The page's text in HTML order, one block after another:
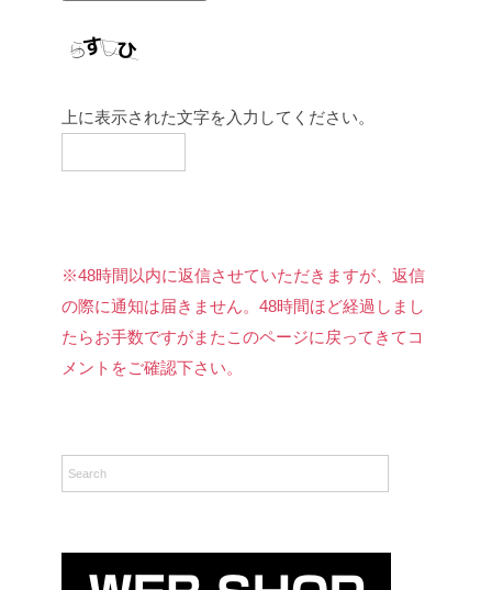
上に表示された文字を入力してください。
※48時間以内に返信させていただきますが、返信
の際に通知は届きません。48時間ほど経過しまし
たらお手数ですがまたこのページに戻ってきてコ
メントをご確認下さい。